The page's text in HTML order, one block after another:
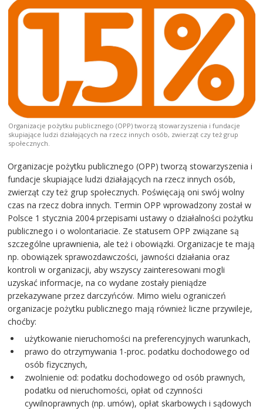
Organizacje pożytku publicznego (OPP) tworzą stowarzyszenia i fundacje
skupiające ludzi działających na rzecz innych osób, zwierząt czy też grup
społecznych.
Organizacje pożytku publicznego (OPP) tworzą stowarzyszenia i
fundacje skupiające ludzi działających na rzecz innych osób,
zwierząt czy też grup społecznych. Poświęcają oni swój wolny
czas na rzecz dobra innych. Termin OPP wprowadzony został w
Polsce 1 stycznia 2004 przepisami ustawy o działalności pożytku
publicznego i o wolontariacie. Ze statusem OPP związane są
szczególne uprawnienia, ale też i obowiązki. Organizacje te mają
np. obowiązek sprawozdawczości, jawności działania oraz
kontroli w organizacji, aby wszyscy zainteresowani mogli
uzyskać informacje, na co wydane zostały pieniądze
przekazywane przez darczyńców. Mimo wielu ograniczeń
organizacje pożytku publicznego mają również liczne przywileje,
choćby:
użytkowanie nieruchomości na preferencyjnych warunkach,
prawo do otrzymywania 1-proc. podatku dochodowego od
osób fizycznych,
zwolnienie od: podatku dochodowego od osób prawnych,
podatku od nieruchomości, opłat od czynności
cywilnoprawnych (np. umów), opłat skarbowych i sądowych